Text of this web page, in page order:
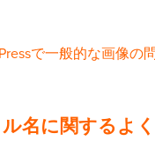
で一般的な画像の
名に関するよ